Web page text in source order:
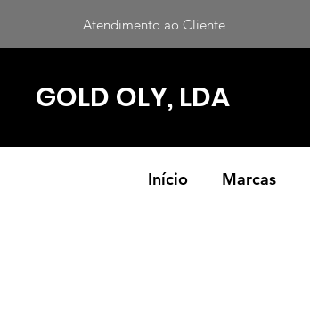
Atendimento ao Cliente
GOLD OLY, LDA
Início Marcas